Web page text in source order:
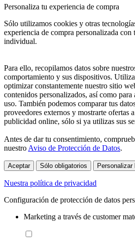
Personaliza tu experiencia de compra
Sólo utilizamos cookies y otras
experiencia de compra personalizada con
individual.
Para ello, recopilamos datos sobre
comportamiento y sus dispositivos.
optimizar constantemente nuestro sitio
contenidos personalizados, así como para
uso. También podemos comparar tus
proveedores externos y mostrarte ofertas
publicidad online, sólo si ya utilizas sus
Antes de dar tu consentimiento,
nuestro Aviso de Protección de Datos.
Aceptar Sólo obligatorios Personalizar
Nuestra política de privacidad
Configuración de protección de datos
Marketing a través de customer